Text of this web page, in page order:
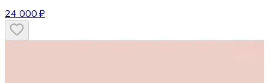
24 000 ₽